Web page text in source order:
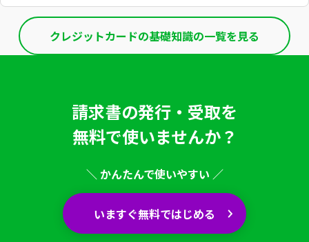
クレジットカードの基礎知識の一覧を見る
請求書の発行・受取を
無料で使いませんか？
＼ かんたんで使いやすい ／
いますぐ無料ではじめる